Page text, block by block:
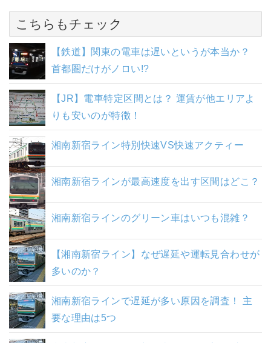
こちらもチェック
【鉄道】関東の電車は遅いというが本当か？
首都圏だけがノロい!?
【JR】電車特定区間とは？ 運賃が他エリアよ
りも安いのが特徴！
湘南新宿ライン特別快速VS快速アクティー
湘南新宿ラインが最高速度を出す区間はどこ？
湘南新宿ラインのグリーン車はいつも混雑？
【湘南新宿ライン】なぜ遅延や運転見合わせが
多いのか？
湘南新宿ラインで遅延が多い原因を調査！ 主
要な理由は5つ